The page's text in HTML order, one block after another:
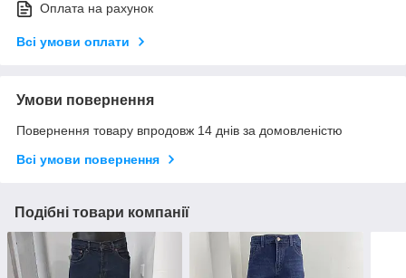
Оплата на рахунок
Всі умови оплати
Умови повернення
Повернення товару впродовж 14 днів за домовленістю
Всі умови повернення
Подібні товари компанії